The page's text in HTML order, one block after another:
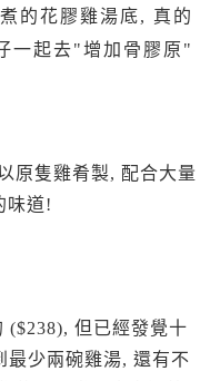
的花膠雞湯底, 真的
一起去"增加骨膠原"
原隻雞肴製, 配合大量
味道!
($238), 但已經發覺十
最少兩碗雞湯, 還有不